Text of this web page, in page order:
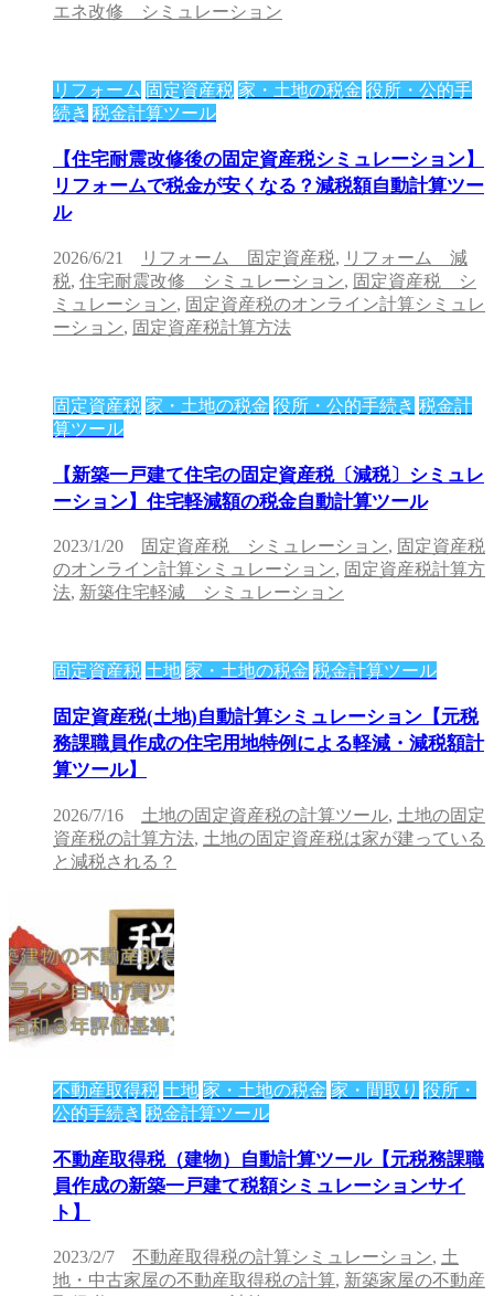
エネ改修 シミュレーション
リフォーム 固定資産税 家・土地の税金 役所・公的手
続き 税金計算ツール
【住宅耐震改修後の固定資産税シミュレーション】
リフォームで税金が安くなる？減税額自動計算ツー
ル
2026/6/21 リフォーム 固定資産税, リフォーム 減
税, 住宅耐震改修 シミュレーション, 固定資産税 シ
ミュレーション, 固定資産税のオンライン計算シミュレ
ーション, 固定資産税計算方法
固定資産税 家・土地の税金 役所・公的手続き 税金計
算ツール
【新築一戸建て住宅の固定資産税〔減税〕シミュレ
ーション】住宅軽減額の税金自動計算ツール
2023/1/20 固定資産税 シミュレーション, 固定資産税
のオンライン計算シミュレーション, 固定資産税計算方
法, 新築住宅軽減 シミュレーション
固定資産税 土地 家・土地の税金 税金計算ツール
固定資産税(土地)自動計算シミュレーション【元税
務課職員作成の住宅用地特例による軽減・減税額計
算ツール】
2026/7/16 土地の固定資産税の計算ツール, 土地の固定
資産税の計算方法, 土地の固定資産税は家が建っている
と減税される？
不動産取得税 土地 家・土地の税金 家・間取り 役所・
公的手続き 税金計算ツール
不動産取得税（建物）自動計算ツール【元税務課職
員作成の新築一戸建て税額シミュレーションサイ
ト】
2023/2/7 不動産取得税の計算シミュレーション, 土
地・中古家屋の不動産取得税の計算, 新築家屋の不動産